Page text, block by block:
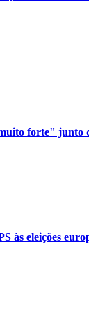
forte" junto
às eleições